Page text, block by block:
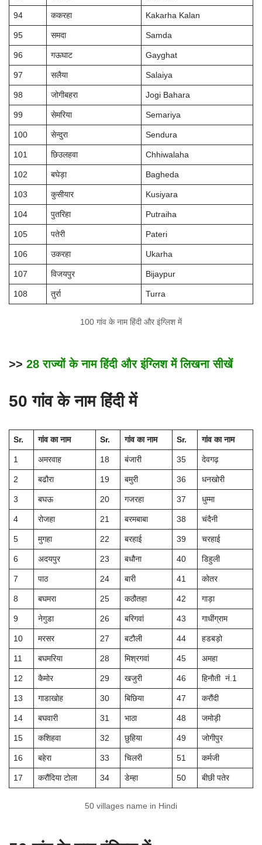
94 ककरहा Kakarha Kalan
95 समदा Samda
96 गऊघाट Gayghat
97 सलैया Salaiya
98 जोगीबहरा Jogi Bahara
99 सेमरिया Semariya
100 सेन्दुरा Sendura
101 छिउलहवा Chhiwalaha
102 बघेड़ा Bagheda
103 कुसीयार Kusiyara
104 पुतरिहा Putraiha
105 पतेरी Pateri
106 उकरहा Ukarha
107 विजयपुर Bijaypur
108 तुर्रा Turra
100 गांव के नाम हिंदी और इंग्लिश में
>> 28 राज्यों के नाम हिंदी और इंग्लिश में लिखना सीखें
50 गांव के नाम हिंदी में
Sr. गांव का नाम Sr. गांव का नाम Sr. गांव का नाम
1 अमरवाह 18 बंजारी 35 देवगढ़
2 बढौरा 19 बमुरी 36 धनखोरी
3 बघऊ 20 गजरहा 37 धुम्मा
4 रोजहा 21 बरमबाबा 38 चंदैनी
5 मुगहा 22 बरहाई 39 चरहाई
6 अदयपुर 23 बधौना 40 डिहुली
7 पाठ 24 बारी 41 कोतर
8 बघमरा 25 कठौतहा 42 गाड़ा
9 नेगुडा 26 बरिगवां 43 गाधींग्राम
10 मरसर 27 बटौली 44 हडबड़ो
11 बघमरिया 28 मिश्रगवां 45 अमहा
12 कैमोर 29 खजुरी 46 हिनौती नं.1
13 गाडाखोह 30 बिछिया 47 करौंदी
14 बघवारी 31 भाठा 48 जमोड़ी
15 कशिहवा 32 छुहिया 49 जोगीपुर
16 बहेरा 33 चिलरी 51 कर्मजी
17 करौंदिया टोला 34 डेम्हा 50 बीछी पतेर
50 villages name in Hindi